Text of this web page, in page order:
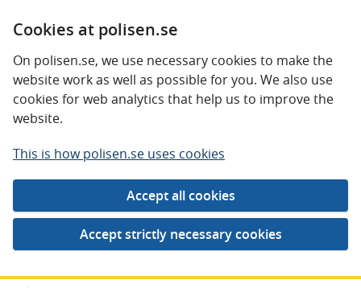
Cookies at polisen.se
On polisen.se, we use necessary cookies to make the
website work as well as possible for you. We also use
cookies for web analytics that help us to improve the
website.
This is how polisen.se uses cookies